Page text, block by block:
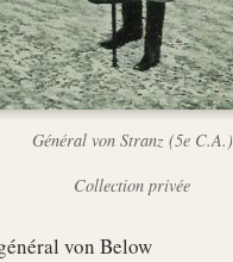
Général von Stranz (5e C.A.)
Collection privée
von Below